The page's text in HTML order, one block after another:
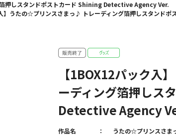
押しスタンドポストカード Shining Detective Agency Ver.
】うたの☆プリンスさまっ♪ トレーディング箔押しスタンド
【1BOX12パック
ーディング箔押しス
Detective Agency
作品名
うたの☆プリンスさま